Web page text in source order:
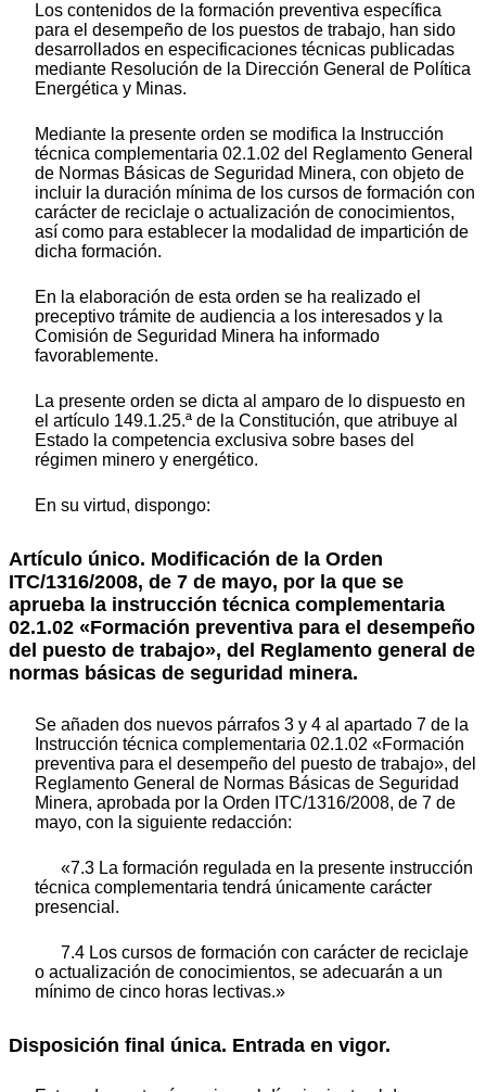
Los contenidos de la formación preventiva específica
para el desempeño de los puestos de trabajo, han sido
desarrollados en especificaciones técnicas publicadas
mediante Resolución de la Dirección General de Política
Energética y Minas.
Mediante la presente orden se modifica la Instrucción
técnica complementaria 02.1.02 del Reglamento General
de Normas Básicas de Seguridad Minera, con objeto de
incluir la duración mínima de los cursos de formación con
carácter de reciclaje o actualización de conocimientos,
así como para establecer la modalidad de impartición de
dicha formación.
En la elaboración de esta orden se ha realizado el
preceptivo trámite de audiencia a los interesados y la
Comisión de Seguridad Minera ha informado
favorablemente.
La presente orden se dicta al amparo de lo dispuesto en
el artículo 149.1.25.ª de la Constitución, que atribuye al
Estado la competencia exclusiva sobre bases del
régimen minero y energético.
En su virtud, dispongo:
Artículo único. Modificación de la Orden
ITC/1316/2008, de 7 de mayo, por la que se
aprueba la instrucción técnica complementaria
02.1.02 «Formación preventiva para el desempeño
del puesto de trabajo», del Reglamento general de
normas básicas de seguridad minera.
Se añaden dos nuevos párrafos 3 y 4 al apartado 7 de la
Instrucción técnica complementaria 02.1.02 «Formación
preventiva para el desempeño del puesto de trabajo», del
Reglamento General de Normas Básicas de Seguridad
Minera, aprobada por la Orden ITC/1316/2008, de 7 de
mayo, con la siguiente redacción:
«7.3 La formación regulada en la presente instrucción
técnica complementaria tendrá únicamente carácter
presencial.
7.4 Los cursos de formación con carácter de reciclaje
o actualización de conocimientos, se adecuarán a un
mínimo de cinco horas lectivas.»
Disposición final única. Entrada en vigor.